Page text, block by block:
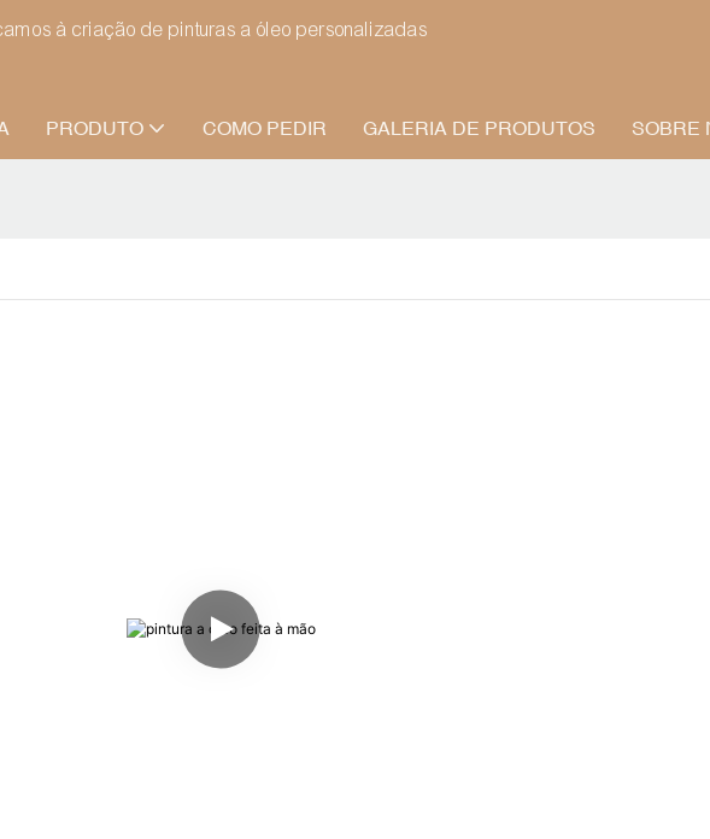
à criação de pinturas a óleo personalizadas
PRODUTO COMO PEDIR GALERIA DE PRODUTOS SOBRE